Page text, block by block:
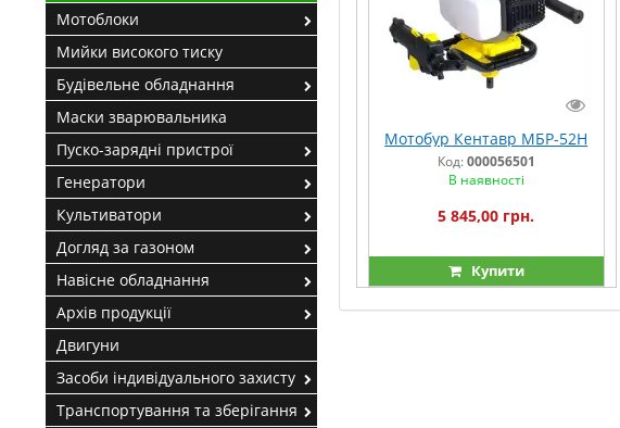
Мотобур Кентавр МБР-52Н
Код:000056501
В наявності
5 845,00 грн.
Купити
Мотоблоки
Мийки високого тиску
Будівельне обладнання
Маски зварювальника
Пуско-зарядні пристрої
Генератори
Культиватори
Догляд за газоном
Навісне обладнання
Архів продукції
Двигуни
Засоби індивідуального захисту
Транспортування та зберігання